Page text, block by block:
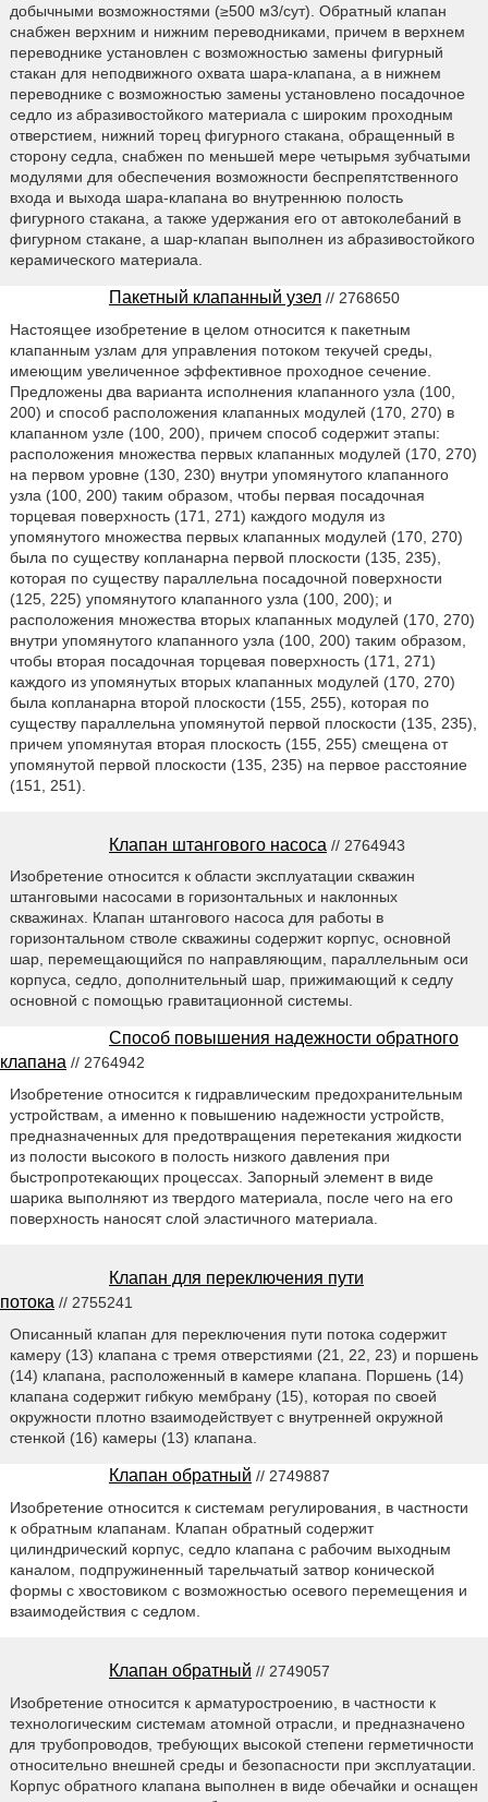
добычными возможностями (≥500 м3/сут). Обратный клапан
снабжен верхним и нижним переводниками, причем в верхнем
переводнике установлен с возможностью замены фигурный
стакан для неподвижного охвата шара-клапана, а в нижнем
переводнике с возможностью замены установлено посадочное
седло из абразивостойкого материала с широким проходным
отверстием, нижний торец фигурного стакана, обращенный в
сторону седла, снабжен по меньшей мере четырьмя зубчатыми
модулями для обеспечения возможности беспрепятственного
входа и выхода шара-клапана во внутреннюю полость
фигурного стакана, а также удержания его от автоколебаний в
фигурном стакане, а шар-клапан выполнен из абразивостойкого
керамического материала.
Пакетный клапанный узел // 2768650
Настоящее изобретение в целом относится к пакетным
клапанным узлам для управления потоком текучей среды,
имеющим увеличенное эффективное проходное сечение.
Предложены два варианта исполнения клапанного узла (100,
200) и способ расположения клапанных модулей (170, 270) в
клапанном узле (100, 200), причем способ содержит этапы:
расположения множества первых клапанных модулей (170, 270)
на первом уровне (130, 230) внутри упомянутого клапанного
узла (100, 200) таким образом, чтобы первая посадочная
торцевая поверхность (171, 271) каждого модуля из
упомянутого множества первых клапанных модулей (170, 270)
была по существу копланарна первой плоскости (135, 235),
которая по существу параллельна посадочной поверхности
(125, 225) упомянутого клапанного узла (100, 200); и
расположения множества вторых клапанных модулей (170, 270)
внутри упомянутого клапанного узла (100, 200) таким образом,
чтобы вторая посадочная торцевая поверхность (171, 271)
каждого из упомянутых вторых клапанных модулей (170, 270)
была копланарна второй плоскости (155, 255), которая по
существу параллельна упомянутой первой плоскости (135, 235),
причем упомянутая вторая плоскость (155, 255) смещена от
упомянутой первой плоскости (135, 235) на первое расстояние
(151, 251).
Клапан штангового насоса // 2764943
Изобретение относится к области эксплуатации скважин
штанговыми насосами в горизонтальных и наклонных
скважинах. Клапан штангового насоса для работы в
горизонтальном стволе скважины содержит корпус, основной
шар, перемещающийся по направляющим, параллельным оси
корпуса, седло, дополнительный шар, прижимающий к седлу
основной с помощью гравитационной системы.
Способ повышения надежности обратного
клапана // 2764942
Изобретение относится к гидравлическим предохранительным
устройствам, а именно к повышению надежности устройств,
предназначенных для предотвращения перетекания жидкости
из полости высокого в полость низкого давления при
быстропротекающих процессах. Запорный элемент в виде
шарика выполняют из твердого материала, после чего на его
поверхность наносят слой эластичного материала.
Клапан для переключения пути
потока // 2755241
Описанный клапан для переключения пути потока содержит
камеру (13) клапана с тремя отверстиями (21, 22, 23) и поршень
(14) клапана, расположенный в камере клапана. Поршень (14)
клапана содержит гибкую мембрану (15), которая по своей
окружности плотно взаимодействует с внутренней окружной
стенкой (16) камеры (13) клапана.
Клапан обратный // 2749887
Изобретение относится к системам регулирования, в частности
к обратным клапанам. Клапан обратный содержит
цилиндрический корпус, седло клапана с рабочим выходным
каналом, подпружиненный тарельчатый затвор конической
формы с хвостовиком с возможностью осевого перемещения и
взаимодействия с седлом.
Клапан обратный // 2749057
Изобретение относится к арматуростроению, в частности к
технологическим системам атомной отрасли, и предназначено
для трубопроводов, требующих высокой степени герметичности
относительно внешней среды и безопасности при эксплуатации.
Корпус обратного клапана выполнен в виде обечайки и оснащен